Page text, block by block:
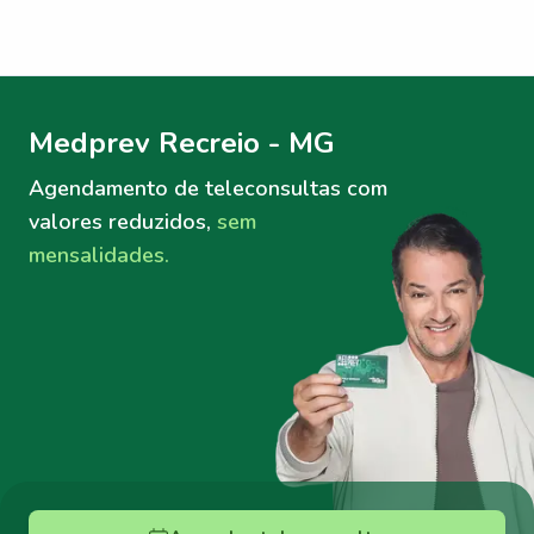
Medprev Recreio - MG
Agendamento de teleconsultas com
valores reduzidos, sem
mensalidades.